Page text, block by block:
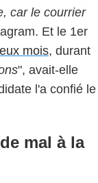
car le courrier
Et le 1er
mois, durant
", avait-elle
l'a confié le
mal à la